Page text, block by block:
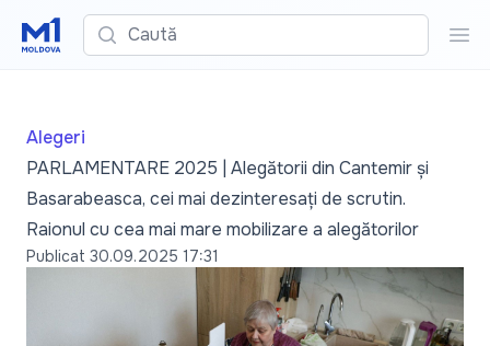
Caută
Alegeri
PARLAMENTARE 2025 | Alegătorii din Cantemir și
Basarabeasca, cei mai dezinteresați de scrutin.
Raionul cu cea mai mare mobilizare a alegătorilor
Publicat 30.09.2025 17:31